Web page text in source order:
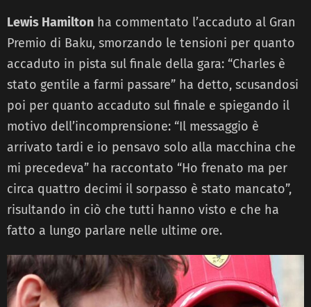
Lewis Hamilton ha commentato l’accaduto al Gran
Premio di Baku, smorzando le tensioni per quanto
accaduto in pista sul finale della gara: “Charles è
stato gentile a farmi passare” ha detto, scusandosi
poi per quanto accaduto sul finale e spiegando il
motivo dell’incomprensione: “Il messaggio è
arrivato tardi e io pensavo solo alla macchina che
mi precedeva” ha raccontato “Ho frenato ma per
circa quattro decimi il sorpasso è stato mancato”,
risultando in ciò che tutti hanno visto e che ha
fatto a lungo parlare nelle ultime ore.